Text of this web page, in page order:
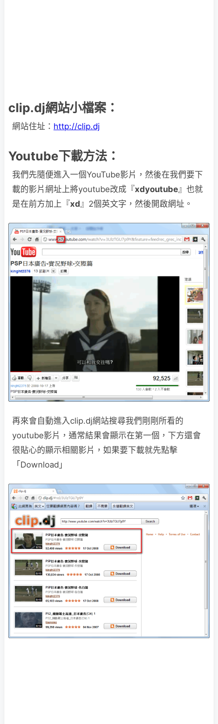
clip.dj網站小檔案：
網站住址： http://clip.dj
Youtube下載方法：
我們先隨便進入一個YouTube影片，然後在我們要下
載的影片網址上將youtube改成『xdyoutube』也就
是在前方加上『xd』2個英文字，然後開啟網址。
再來會自動進入clip.dj網站搜尋我們剛剛所看的
youtube影片，通常結果會顯示在第一個，下方還會
很貼心的顯示相關影片，如果要下載就先點擊
「Download」